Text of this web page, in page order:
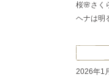
桜🌸さ
ヘナは明
2026年1